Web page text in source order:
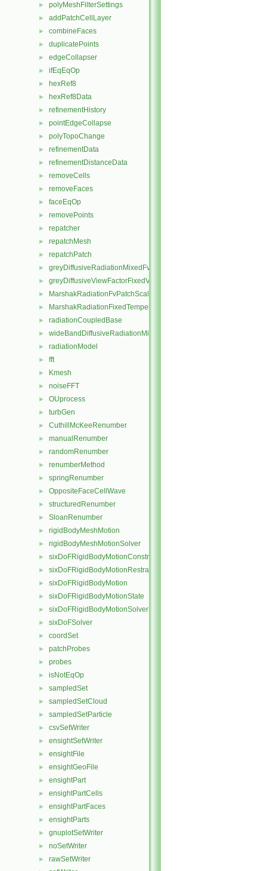
► polyMeshFilterSettings
► addPatchCellLayer
► combineFaces
► duplicatePoints
► edgeCollapser
► ifEqEqOp
► hexRef8
► hexRef8Data
► refinementHistory
► pointEdgeCollapse
► polyTopoChange
► refinementData
► refinementDistanceData
► removeCells
► removeFaces
► faceEqOp
► removePoints
► repatcher
► repatchMesh
► repatchPatch
► greyDiffusiveRadiationMixedFvPatchScalarField
► greyDiffusiveViewFactorFixedValueFvPatchScalarField
► MarshakRadiationFvPatchScalarField
► MarshakRadiationFixedTemperatureFvPatchScalarField
► radiationCoupledBase
► wideBandDiffusiveRadiationMixedFvPatchScalarField
► radiationModel
► fft
► Kmesh
► noiseFFT
► OUprocess
► turbGen
► CuthillMcKeeRenumber
► manualRenumber
► randomRenumber
► renumberMethod
► springRenumber
► OppositeFaceCellWave
► structuredRenumber
► SloanRenumber
► rigidBodyMeshMotion
► rigidBodyMeshMotionSolver
► sixDoFRigidBodyMotionConstraint
► sixDoFRigidBodyMotionRestraint
► sixDoFRigidBodyMotion
► sixDoFRigidBodyMotionState
► sixDoFRigidBodyMotionSolver
► sixDoFSolver
► coordSet
► patchProbes
► probes
► isNotEqOp
► sampledSet
► sampledSetCloud
► sampledSetParticle
► csvSetWriter
► ensightSetWriter
► ensightFile
► ensightGeoFile
► ensightPart
► ensightPartCells
► ensightPartFaces
► ensightParts
► gnuplotSetWriter
► noSetWriter
► rawSetWriter